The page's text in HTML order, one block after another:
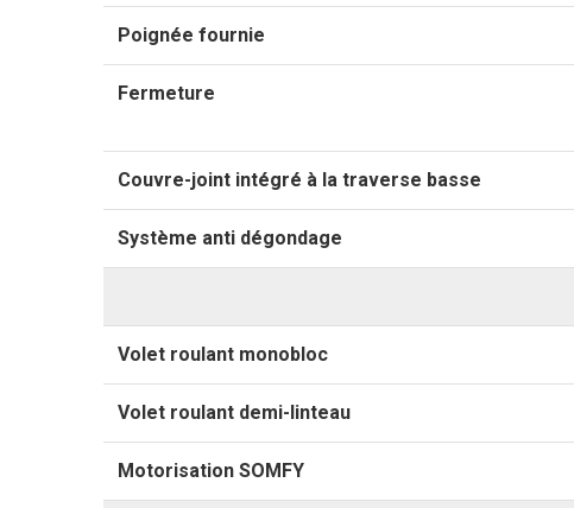
Poignée fournie
Fermeture
Couvre-joint intégré à la traverse basse
Système anti dégondage
Volet roulant monobloc
Volet roulant demi-linteau
Motorisation SOMFY